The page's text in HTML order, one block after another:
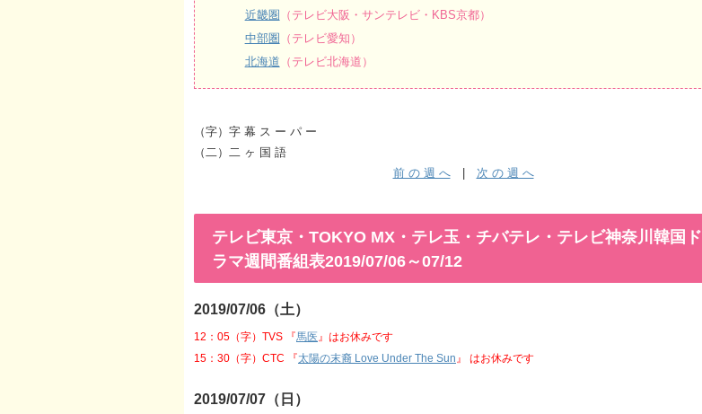
近畿圏
（テレビ大阪・サンテレビ・KBS京都）
中部圏
（テレビ愛知）
北海道 （テレビ北海道）
（字）字 幕 ス ー パ ー
（二）二 ヶ 国 語
前 の 週 へ| 次 の 週 へ
テレビ東京・TOKYO MX・テレ玉・チバテレ・テレビ神奈川韓国ド
ラマ週間番組表2019/07/06～07/12
2019/07/06（土）
12：05（字）TVS 『馬医』はお休みです
15：30（字）CTC 『太陽の末裔 Love Under The Sun』 はお休みです
2019/07/07（日）